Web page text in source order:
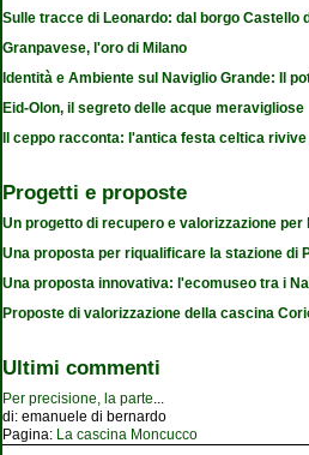
Sulle tracce di Leonardo: dal borgo Castello
Granpavese, l'oro di Milano
Identità e Ambiente sul Naviglio Grande: Il
Eid-Olon, il segreto delle acque meravigliose
Il ceppo racconta: l'antica festa celtica
Progetti e proposte
Un progetto di recupero e valorizzazione
Una proposta per riqualificare la stazione di
Una proposta innovativa: l'ecomuseo tra i
Proposte di valorizzazione della cascina
Ultimi commenti
Per precisione, la parte
di: emanuele di bernardo
Pagina: La cascina Moncucco